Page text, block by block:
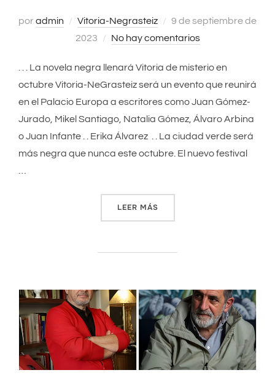
poradmin Vitoria-Negrasteiz
Publicado
el
9 de septiembre de
2023
No hay comentarios
. . . La novela negra llenará Vitoria de misterio en
octubre Vitoria-NeGrasteiz será un evento que reunirá
en el Palacio Europa a escritores como Juan Gómez-
Jurado, Mikel Santiago, Natalia Gómez, Álvaro Arbina
o Juan Infante . . Erika Álvarez . . La ciudad verde será
más negra que nunca este octubre. El nuevo festival
…
LEER MÁS